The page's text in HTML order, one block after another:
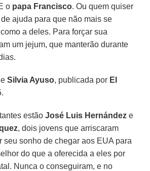
o papa Francisco. Ou quem quiser
ajuda para que não mais se
a deles. Para forçar sua
um jejum, que manterão durante
Silvia Ayuso, publicada por El
estãoJosé Luis Hernández e
, dois jovens que arriscaram
seu sonho de chegar aos EUA para
do que a oferecida a eles por
Nunca o conseguiram, e no